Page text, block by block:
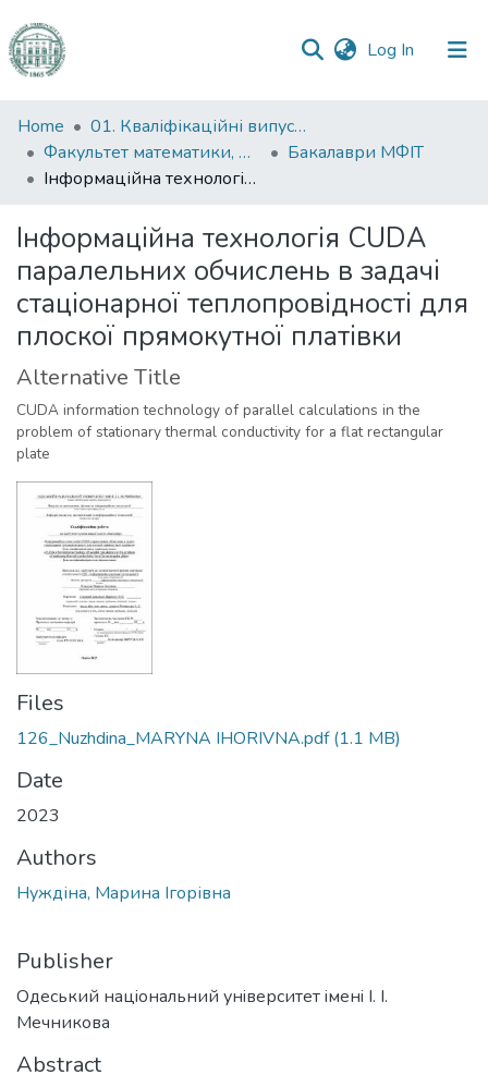
Log In (current)
Communities
&
Collections
Statistics
Home
01. Кваліфікаційні випускні роботи здобувачів вищої освіти
Факультет математики, фізики та інформаційних технологій
Бакалаври МФІТ
Інформаційна технологія CUDA паралельних обчислень в задачі стаціонарної теплопровідності для плоскої прямокутної платівки
Інформаційна технологія CUDA
паралельних обчислень в задачі
стаціонарної теплопровідності для
плоскої прямокутної платівки
Alternative Title
CUDA information technology of parallel calculations in the
problem of stationary thermal conductivity for a flat rectangular
plate
Files
126_Nuzhdina_MARYNA IHORIVNA.pdf(1.1 MB)
Date
2023
Authors
Нуждіна, Марина Ігорівна
Publisher
Одеський нацiональний унiверситет iменi I. I.
Мечникова
Abstract